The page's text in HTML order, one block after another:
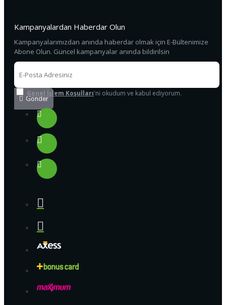
Kampanyalardan Haberdar Olun
Kampanyalarımızdan anında haberdar olmak için E-Bültenimize
Abone Olun. Güncel kampanyalar anında bildirilsin
Gönder
Genel İşlem Koşulları'ni okudum ve kabul ediyorum.